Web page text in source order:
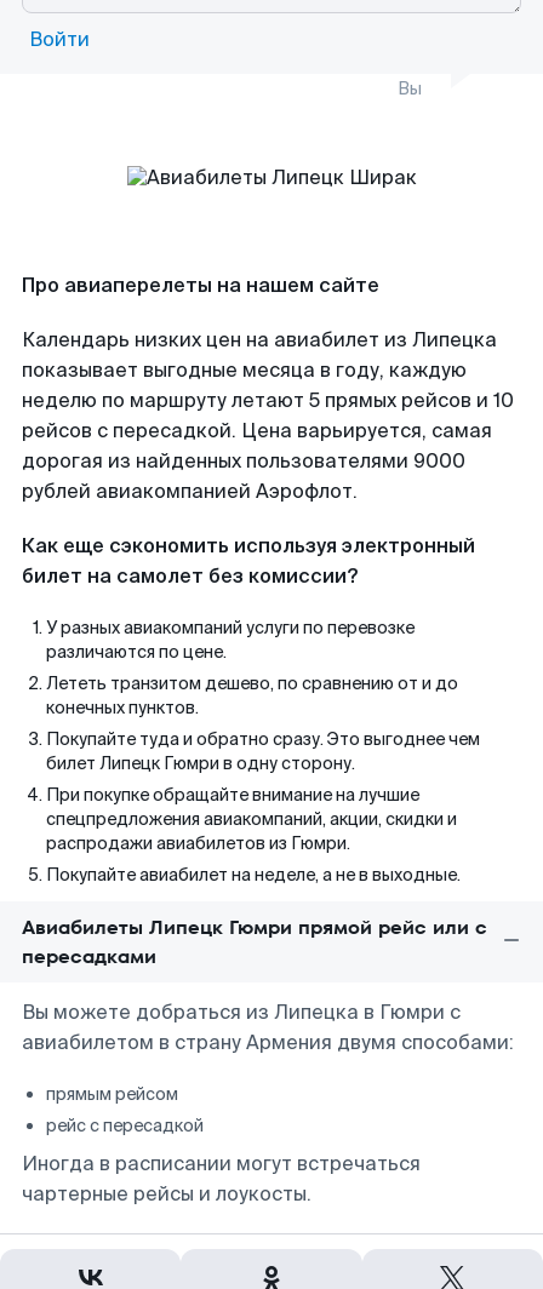
Войти
Вы
Про авиаперелеты на нашем сайте
Календарь низких цен на авиабилет из Липецка
показывает выгодные месяца в году, каждую
неделю по маршруту летают 5 прямых рейсов и 10
рейсов с пересадкой. Цена варьируется, самая
дорогая из найденных пользователями 9000
рублей авиакомпанией Аэрофлот.
Как еще сэкономить используя электронный
билет на самолет без комиссии?
У разных авиакомпаний услуги по перевозке
различаются по цене.
Лететь транзитом дешево, по сравнению от и до
конечных пунктов.
Покупайте туда и обратно сразу. Это выгоднее чем
билет Липецк Гюмри в одну сторону.
При покупке обращайте внимание на лучшие
спецпредложения авиакомпаний, акции, скидки и
распродажи авиабилетов из Гюмри.
Покупайте авиабилет на неделе, а не в выходные.
Авиабилеты Липецк Гюмри прямой рейс или с
пересадками
Вы можете добраться из Липецка в Гюмри с
авиабилетом в страну Армения двумя способами:
прямым рейсом
рейс с пересадкой
Иногда в расписании могут встречаться
чартерные рейсы и лоукосты.